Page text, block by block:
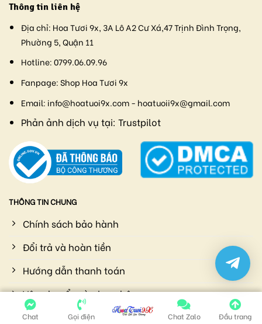
Thông tin liên hệ
Địa chỉ: Hoa Tươi 9x, 3A Lô A2 Cư Xá,47 Trịnh Đình Trọng,
Phường 5, Quận 11
Hotline:0799.06.09.96
Fanpage:Shop Hoa Tươi 9x
Email: info@hoatuoi9x.com - hoatuoii9x@gmail.com
Phản ảnh dịch vụ tại: Trustpilot
THÔNG TIN CHUNG
Chính sách bảo hành
Đổi trả và hoàn tiền
Hướng dẫn thanh toán
Vận chuyển và giao nhận
Chính sách bảo mật
Chat Gọi điện Chat Zalo Đầu trang